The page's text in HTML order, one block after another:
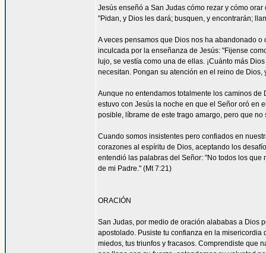
Jesús enseñó a San Judas cómo rezar y cómo
"Pidan, y Dios les dará; busquen, y encontrarán;
A veces pensamos que Dios nos ha abandonado
inculcada por la enseñanza de Jesús: "Fijense
lujo, se vestía como una de ellas. ¡Cuánto más
necesitan. Pongan su atención en el reino de
Aunque no entendamos totalmente los caminos
estuvo con Jesús la noche en que el Señor oró en
posible, líbrame de este trago amargo, pero que
Cuando somos insistentes pero confiados en
corazones al espíritu de Dios, aceptando los
entendió las palabras del Señor: "No todos los
de mi Padre." (Mt 7:21)
ORACIÓN
San Judas, por medio de oración alababas a Dios
apostolado. Pusiste tu confianza en la
miedos, tus triunfos y fracasos. Comprendiste que